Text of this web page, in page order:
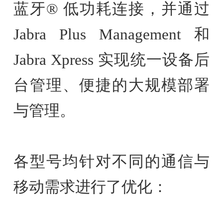
蓝牙® 低功耗连接，并通过
Jabra Plus Management 和
Jabra Xpress 实现统一设备后
台管理、便捷的大规模部署
与管理。
各型号均针对不同的通信与
移动需求进行了优化：